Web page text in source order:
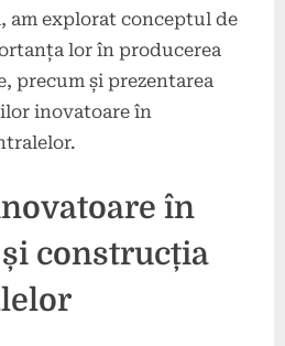
am explorat conceptul de
lor în producerea
precum și prezentarea
inovatoare în
în
construcția